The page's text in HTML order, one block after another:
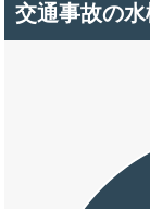
交通事故の